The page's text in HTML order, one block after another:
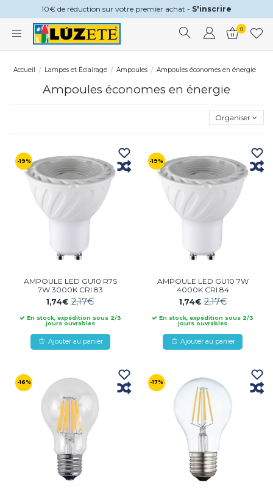
10€ de réduction sur votre premier achat - S'inscrire
0
Accueil Lampes et Éclairage Ampoules Ampoules économes en énergie
Ampoules économes en énergie
Organiser
-19%
AMPOULE LED GU10 R7S
7W 3000K CRI 83
1,74€2,17€
En stock, expédition sous 2/3
jours ouvrables
Ajouter au panier
-19%
AMPOULE LED GU10 7W
4000K CRI 84
1,74€2,17€
En stock, expédition sous 2/3
jours ouvrables
Ajouter au panier
-16% -17%